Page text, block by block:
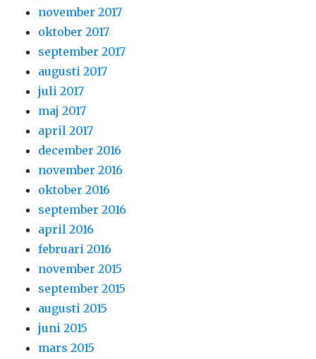
november 2017
oktober 2017
september 2017
augusti 2017
juli 2017
maj 2017
april 2017
december 2016
november 2016
oktober 2016
september 2016
april 2016
februari 2016
november 2015
september 2015
augusti 2015
juni 2015
mars 2015